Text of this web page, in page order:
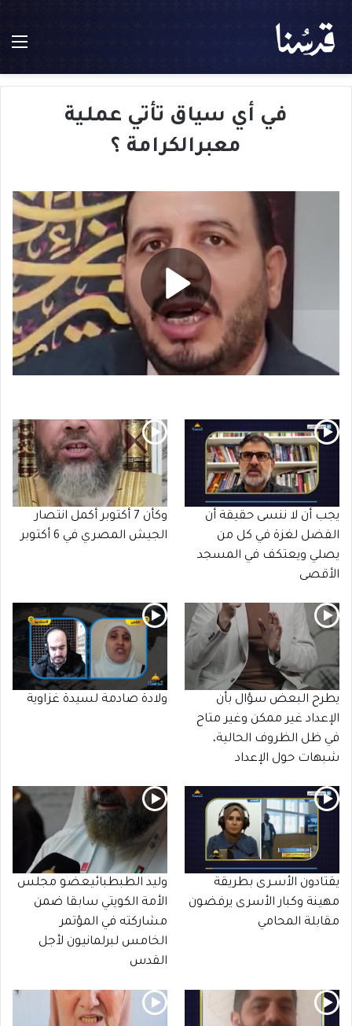
في أي سياق تأتي عملـية
معبرالكرامة ؟
يجب أن لا ننسى حقيقة أن
الفضل لغزة في كل من
يصلي ويعتكف في المسجد
الأقصى
وكأن 7 أكتوبر أكمل انتصار
الجيش المصري في 6 أكتوبر
يطرح البعض سؤال بأن
الإعداد غير ممكن وغير متاح
في ظل الظروف الحالية،
شبهات حول الإعداد
ولادة صادمة لسيدة غزاوية
يقتادون الأسـرى بطريقة
مهينة وكبار الأسرى يرفضون
مقابلة المحامي
وليد الطبطبائيعضو مجلس
الأمة الكويتي سابقا ضمن
مشاركته في المؤتمر
الخامس لبرلمانيون لأجل
القدس